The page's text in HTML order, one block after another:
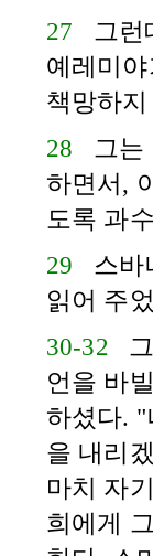
27 그
예레미야
책망하
28 그는
하면서,
도록 과
29 스바
읽어 주
30-32
언을 바
하셨다. "
을 내리
마치 자
희에게